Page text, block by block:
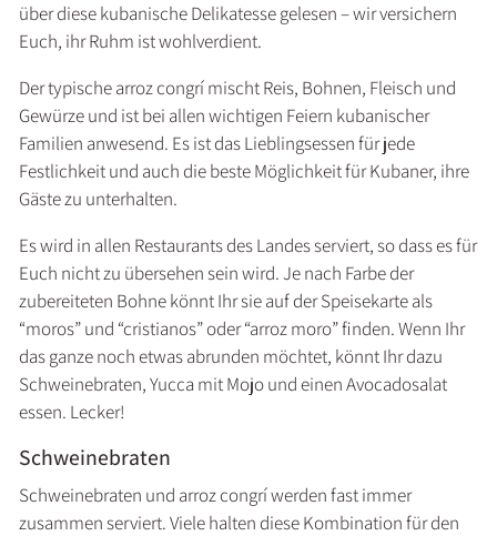
über diese kubanische Delikatesse gelesen – wir versichern
Euch, ihr Ruhm ist wohlverdient.
Der typische arroz congrí mischt Reis, Bohnen, Fleisch und
Gewürze und ist bei allen wichtigen Feiern kubanischer
Familien anwesend. Es ist das Lieblingsessen für jede
Festlichkeit und auch die beste Möglichkeit für Kubaner, ihre
Gäste zu unterhalten.
Es wird in allen Restaurants des Landes serviert, so dass es für
Euch nicht zu übersehen sein wird. Je nach Farbe der
zubereiteten Bohne könnt Ihr sie auf der Speisekarte als
“moros” und “cristianos” oder “arroz moro” finden. Wenn Ihr
das ganze noch etwas abrunden möchtet, könnt Ihr dazu
Schweinebraten, Yucca mit Mojo und einen Avocadosalat
essen. Lecker!
Schweinebraten
Schweinebraten und arroz congrí werden fast immer
zusammen serviert. Viele halten diese Kombination für den